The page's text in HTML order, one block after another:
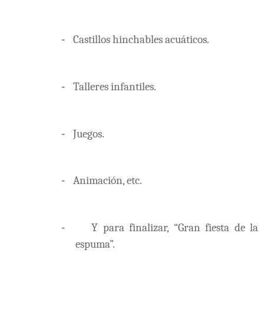
- Castillos hinchables acuáticos.
- Talleres infantiles.
- Juegos.
- Animación, etc.
-
Y para finalizar, “Gran fiesta de la
espuma”.